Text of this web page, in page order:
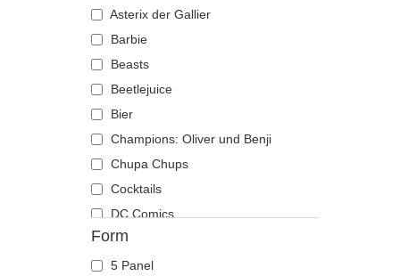
Krabbe
Krähe
Krokodil
Kuh
Küken
Labrador retriever
Languste
Libelle
Löwe
Löwin
Maus
9SEVENTY
9TWENTY
A Frame
Casual Classic
E Frame
Open Back
Runner
The 90s
The Ball
The Retro
The Snap
Asterix der Gallier
Barbie
Beasts
Beetlejuice
Bier
Champions: Oliver und Benji
Chupa Chups
Cocktails
DC Comics
Der Herr der Ringe
Die Schlümpfe
Form
5 Panel